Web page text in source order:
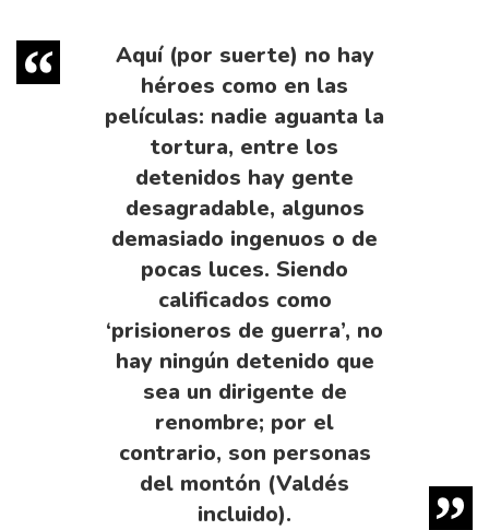
Aquí (por suerte) no hay
héroes como en las
películas: nadie aguanta la
tortura, entre los
detenidos hay gente
desagradable, algunos
demasiado ingenuos o de
pocas luces. Siendo
calificados como
‘prisioneros de guerra’, no
hay ningún detenido que
sea un dirigente de
renombre; por el
contrario, son personas
del montón (Valdés
incluido).